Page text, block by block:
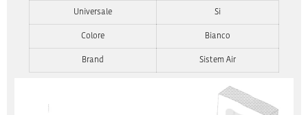
Universale Si
Colore Bianco
Brand Sistem Air